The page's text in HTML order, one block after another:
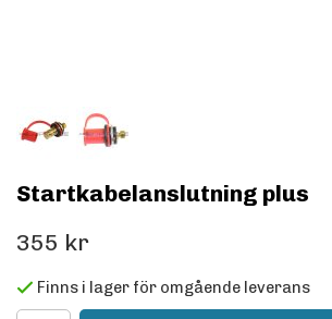
Startkabelanslutning plus
355 kr
Finns i lager för omgående leverans